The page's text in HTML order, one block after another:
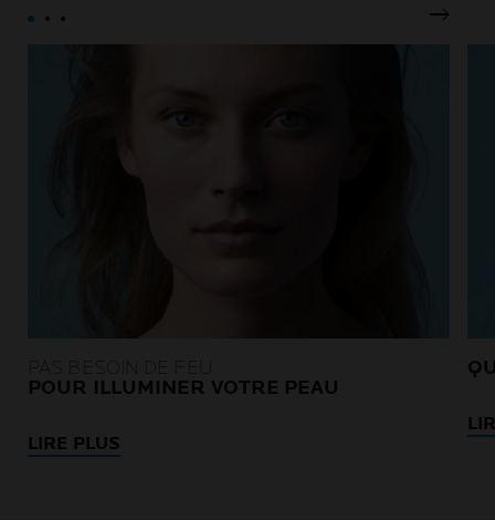
POUR ILLUMINER VOTRE PEAU
LIRE PLUS